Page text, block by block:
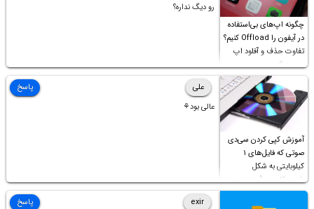
چگونه اپ‌های بی‌استفاده
در آیفون را Offload کنیم؟
تفاوت حذف و آفلود اپ
چیست؟
رو دیگ نداره؟
آموزش کپی کردن سی‌دی
صوتی که فایل‌های ۱
کیلوبایتی به شکل
شورت‌کات در آن موجود
است!
علی
عالی بود⚘
پاسخ
exir
پاسخ